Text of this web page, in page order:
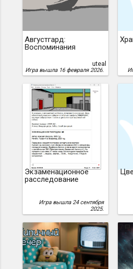
Августгард:
Воспоминания
uteal
Игра вышла 16 февраля 2026.
Экзаменационное
расследование
Игра вышла 24 сентября
2025.